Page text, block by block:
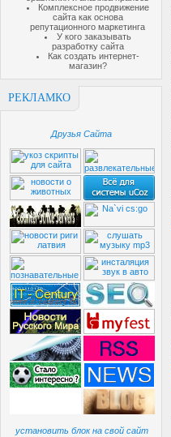
Комплексное продвижение
сайта как основа
репутационного маркетинга
У кого заказывать
разработку сайта
Как создать интернет-
магазин?
РЕКЛАМКО
Друзья Сайта
установить блок на свой сайт